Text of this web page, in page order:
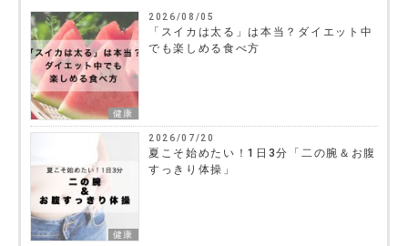
健康
2026/08/05
「スイカは太る」は本当？ダイエット中
でも楽しめる食べ方
健康
2026/07/20
夏こそ始めたい！1日3分「二の腕＆お腹
すっきり体操」